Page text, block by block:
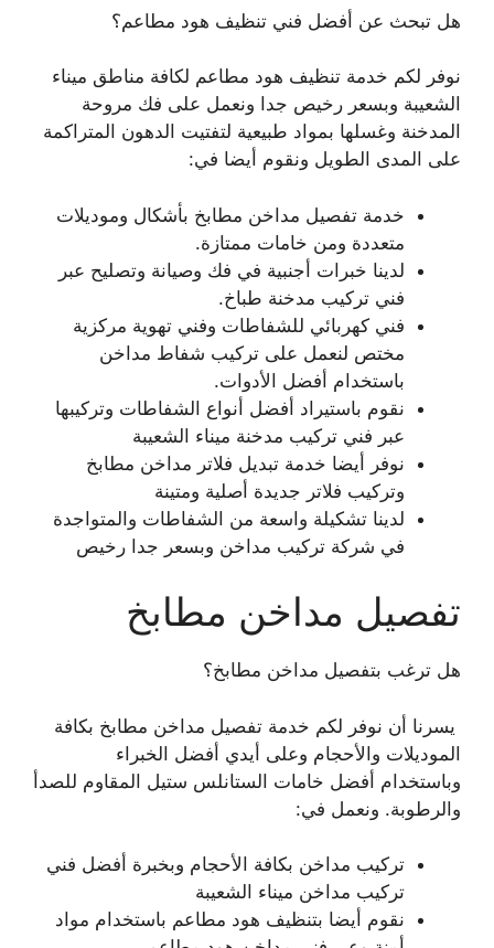
هل تبحث عن أفضل فني تنظيف هود مطاعم؟
نوفر لكم خدمة تنظيف هود مطاعم لكافة مناطق ميناء
الشعيبة وبسعر رخيص جدا ونعمل على فك مروحة
المدخنة وغسلها بمواد طبيعية لتفتيت الدهون المتراكمة
على المدى الطويل ونقوم أيضا في:
خدمة تفصيل مداخن مطابخ بأشكال وموديلات
متعددة ومن خامات ممتازة.
لدينا خبرات أجنبية في فك وصيانة وتصليح عبر
فني تركيب مدخنة طباخ.
فني كهربائي للشفاطات وفني تهوية مركزية
مختص لنعمل على تركيب شفاط مداخن
باستخدام أفضل الأدوات.
نقوم باستيراد أفضل أنواع الشفاطات وتركيبها
عبر فني تركيب مدخنة ميناء الشعيبة
نوفر أيضا خدمة تبديل فلاتر مداخن مطابخ
وتركيب فلاتر جديدة أصلية ومتينة
لدينا تشكيلة واسعة من الشفاطات والمتواجدة
في شركة تركيب مداخن وبسعر جدا رخيص
تفصيل مداخن مطابخ
هل ترغب بتفصيل مداخن مطابخ؟
يسرنا أن نوفر لكم خدمة تفصيل مداخن مطابخ بكافة
الموديلات والأحجام وعلى أيدي أفضل الخبراء
وباستخدام أفضل خامات الستانلس ستيل المقاوم للصدأ
والرطوبة. ونعمل في:
تركيب مداخن بكافة الأحجام وبخبرة أفضل فني
تركيب مداخن ميناء الشعيبة
نقوم أيضا بتنظيف هود مطاعم باستخدام مواد